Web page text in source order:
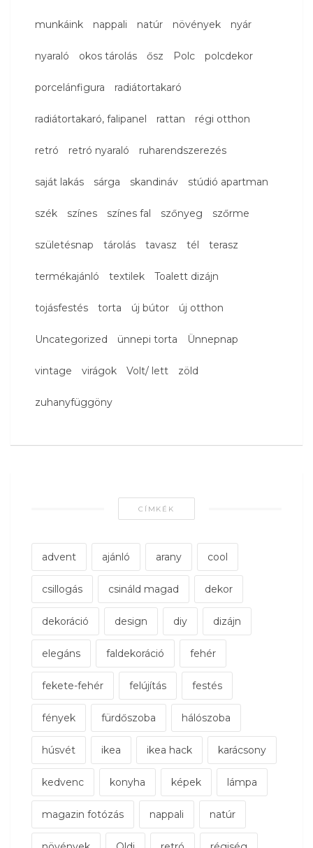
munkáink nappali natúr növények nyár
nyaraló okos tárolás ősz Polc polcdekor
porcelánfigura radiátortakaró
radiátortakaró, falipanel rattan régi otthon
retró retró nyaraló ruharendszerezés
saját lakás sárga skandináv stúdió apartman
szék színes színes fal szőnyeg szőrme
születésnap tárolás tavasz tél terasz
termékajánló textilek Toalett dizájn
tojásfestés torta új bútor új otthon
Uncategorized ünnepi torta Ünnepnap
vintage virágok Volt/ lett zöld
zuhanyfüggöny
CÍMKÉK
advent ajánló arany cool
csillogás csináld magad dekor
dekoráció design diy dizájn
elegáns faldekoráció fehér
fekete-fehér felújítás festés
fények fürdőszoba hálószoba
húsvét ikea ikea hack karácsony
kedvenc konyha képek lámpa
magazin fotózás nappali natúr